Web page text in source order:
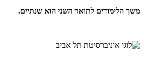
​משך הלימודים לתואר השני הוא שנתיים.